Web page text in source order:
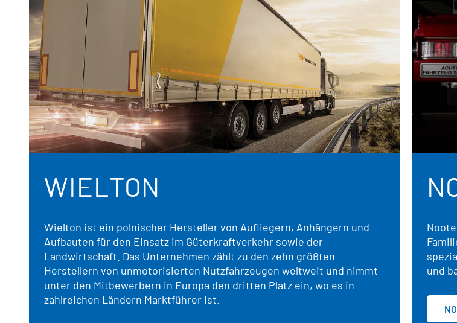
WIELTON
Wielton ist ein polnischer Hersteller von Aufliegern, Anhängern und
Aufbauten für den Einsatz im Güterkraftverkehr sowie der
Landwirtschaft. Das Unternehmen zählt zu den zehn größten
Herstellern von unmotorisierten Nutzfahrzeugen weltweit und nimmt
unter den Mitbewerbern in Europa den dritten Platz ein, wo es in
zahlreichen Ländern Marktführer ist.
und